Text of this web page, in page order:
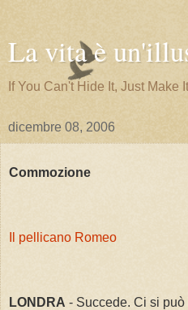
La vita è
If You Can't Hide It, Just Make
dicembre 08, 2006
Commozione
Il pellicano Romeo
LONDRA - Succede. Ci si